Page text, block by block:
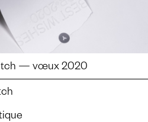
— vœux 2020